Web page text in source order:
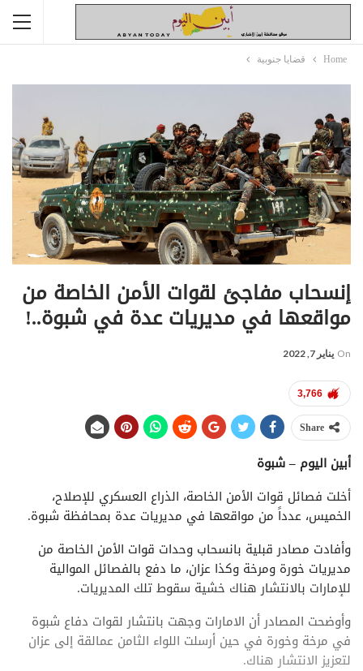
Home قضايا جنوبية
إنسحاب مفاجئ لقوات الأمن الخاصة من
مواقعها في مديريات عدة في شبوة..!
On يناير 7, 2022
3,766
Share
أبين اليوم – شبوة
أخلت فصائل قوات الأمن الخاصة، الذراع العسكري للإصلاح،
الخميس، عدداً من مواقعها في مديريات عدة بمحافظة شبوة.
وأفادت مصادر قبلية بانسحاب وحدات قوات الأمن الخاصة من
مديريات خورة ومرخة وكذا عزان، ما دفع بالفصائل الموالية
للإمارات بالانتشار هناك خشية سقوط تلك المديريات.
وأوضحت المصادر أن الامارات وجهت بانتشار لقوات دفاع شبوة
في مرخة وخورة في حين أرسلت اللواء الثامن عمالقة إلى عزان
لتعزيز الانتشار هناك.